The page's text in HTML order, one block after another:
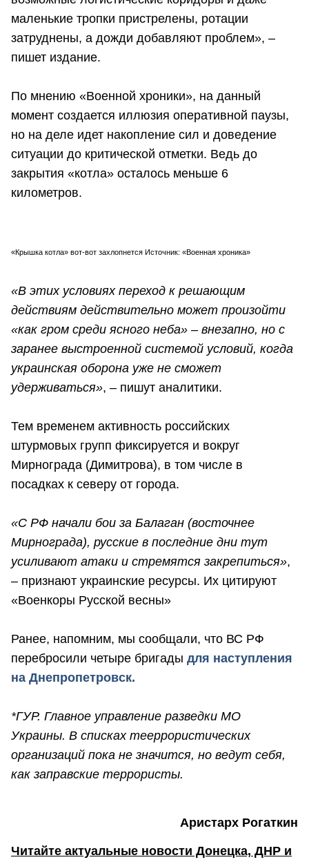
маленькие тропки пристрелены, ротации
затруднены, а дожди добавляют проблем», –
пишет издание.
По мнению «Военной хроники», на данный
момент создается иллюзия оперативной паузы,
но на деле идет накопление сил и доведение
ситуации до критической отметки. Ведь до
закрытия «котла» осталось меньше 6
километров.
«Крышка котла» вот-вот захлопнется Источник: «Военная хроника»
«В этих условиях переход к решающим
действиям действительно может произойти
«как гром среди ясного неба» – внезапно, но с
заранее выстроенной системой условий, когда
украинская оборона уже не сможет
удерживаться», – пишут аналитики.
Тем временем активность российских
штурмовых групп фиксируется и вокруг
Мирнограда (Димитрова), в том числе в
посадках к северу от города.
«С РФ начали бои за Балаган (восточнее
Мирнограда), русские в последние дни тут
усиливают атаки и стремятся закрепиться»,
– признают украинские ресурсы. Их цитируют
«Военкоры Русской весны»
Ранее, напомним, мы сообщали, что ВС РФ
перебросили четыре бригады для наступления
на Днепропетровск.
*ГУР. Главное управление разведки МО
Украины. В списках тееррористических
организаций пока не значится, но ведут себя,
как заправские террористы.
Аристарх Рогаткин
Читайте актуальные новости Донецка, ДНР и